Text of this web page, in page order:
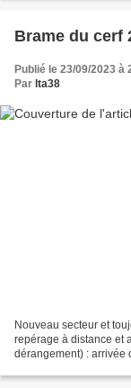
Brame du cerf
Publié le 23/09/2023 à
Par lta38
Nouveau secteur et
repérage à distance et
dérangement) : arrivée